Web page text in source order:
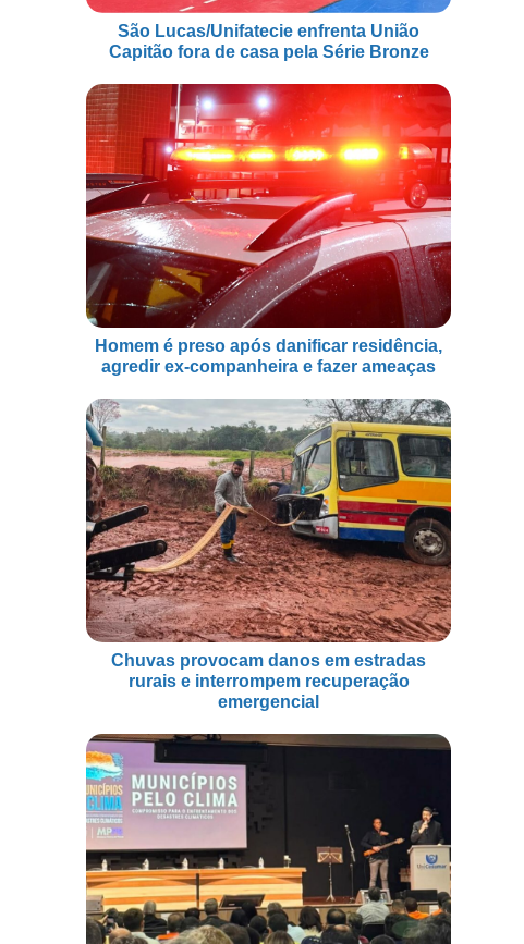
São Lucas/Unifatecie enfrenta União
Capitão fora de casa pela Série Bronze
Homem é preso após danificar residência,
agredir ex-companheira e fazer ameaças
Chuvas provocam danos em estradas
rurais e interrompem recuperação
emergencial